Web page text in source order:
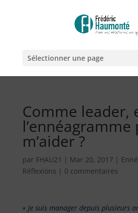
Sélectionner une page
Comme leader,
l’ennéagramme
m’aider ?
par FHAU21 | Mar 20, 2017 |
Réflexions | 0 commentaires
« Je suis manager depuis plusieurs